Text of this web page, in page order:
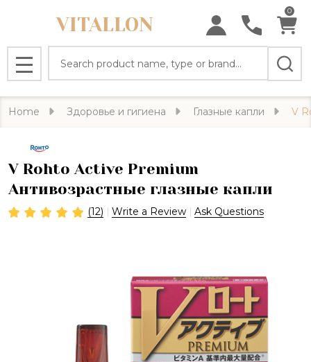
VITALLON
0
MENU
Home Здоровье и гигиена Глазные капли V
V Rohto Active Premium
Антивозрастные глазные капли
(12) Write a Review Ask Questions